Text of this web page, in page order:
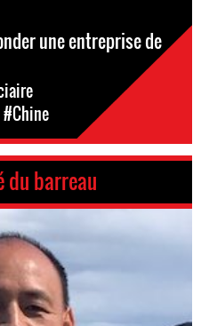
une entreprise de
#Chine
du barreau